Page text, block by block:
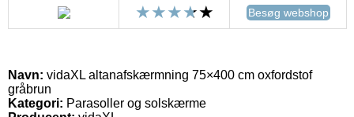
Besøg webshop
Navn: vidaXL altanafskærmning 75×400 cm oxfordstof
gråbrun
Kategori: Parasoller og solskærme